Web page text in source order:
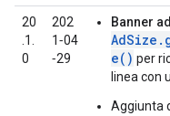
20
.1.
0
202
1‑04
‑29
Banner
e() per
linea con
Aggiunta